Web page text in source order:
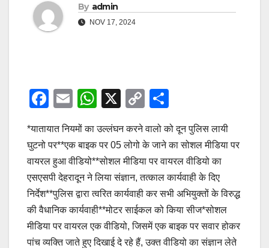
By admin
NOV 17, 2024
F
c
e
b
o
o
k
E
m
ail
W
at
s
A
p
p
X
C
p
y
Li
n
k
h
ar
e
*यातायात नियमों का उल्लंघन करने वालो को दून पुलिस लायी
घुटनो पर**एक बाइक पर 05 लोगो के जाने का सोशल मीडिया पर
वायरल हुआ वीडियो**सोशल मीडिया पर वायरल वीडियो का
एसएसपी देहरादून ने लिया संज्ञान, तत्काल कार्यवाही के दिए
निर्देश**पुलिस द्वारा त्वरित कार्यवाही कर सभी अभियुक्तों के विरुद्ध
की वैधानिक कार्यवाही**मोटर साईकल को किया सीज*सोशल
मीडिया पर वायरल एक वीडियो, जिसमें एक बाइक पर सवार होकर
पांच व्यक्ति जाते हुए दिखाई दे रहे हैं, उक्त वीडियो का संज्ञान लेते